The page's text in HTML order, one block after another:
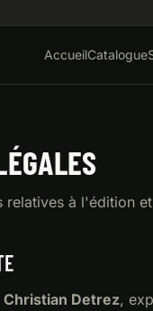
AccueilCatalogue
relatives à l'édition
Christian Detrez,